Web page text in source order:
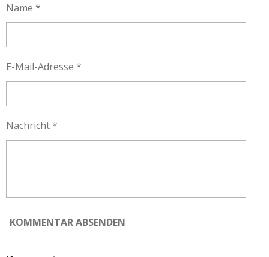
Name *
E-Mail-Adresse *
Nachricht *
KOMMENTAR ABSENDEN